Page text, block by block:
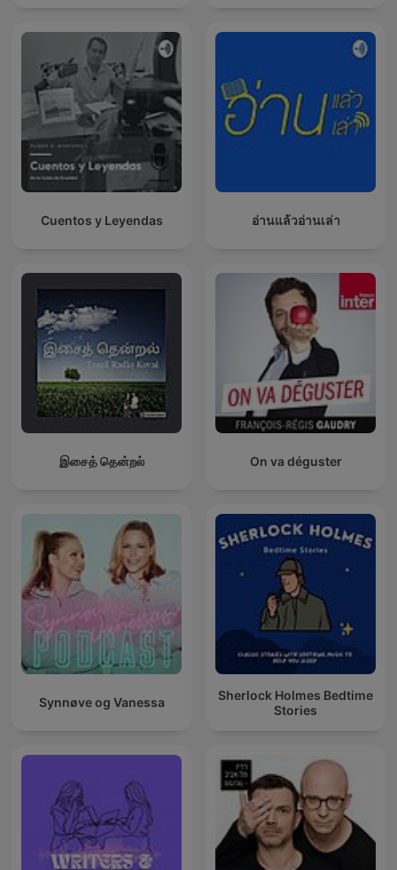
Cuentos y Leyendas อ่านแล้วอ่านเล่า
இசைத் தென்றல் On va déguster
Synnøve og Vanessa
Sherlock Holmes Bedtime
Stories